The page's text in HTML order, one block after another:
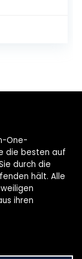
Sehkraft
One-
die besten auf
durch die
hält. Alle
ihren